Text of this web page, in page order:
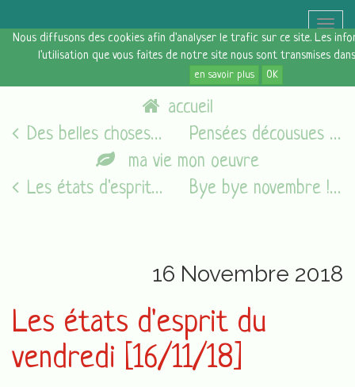
Nous diffusons des cookies afin d'analyser le trafic sur ce site. Les
l'utilisation que vous faites de notre site nous sont transmises
en savoir plus OK
Toggle
accueil
Des belles choses [11 novembre 2018]
Pensées décousues sur la toile
ma vie mon oeuvre
Les états d'esprit du vendredi [05/08/16]
Bye bye novembre !
16 Novembre 2018
Les états d'esprit du
vendredi [16/11/18]